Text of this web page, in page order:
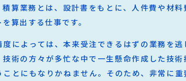
積算業務とは、設計書をもとに、人件費や材
算出する仕事です。
度によっては、本来受注できるはずの業務を
技術の方々が多忙な中で一生懸命作成した技術
ことにもなりかねません。そのため、非常に